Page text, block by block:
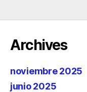
Archives
noviembre 2025
junio 2025